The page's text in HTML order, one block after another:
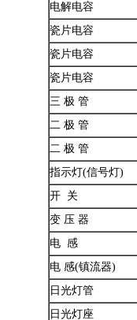
电解电容
瓷片电容
瓷片电容
瓷片电容
三 极 管
二 极 管
二 极 管
指示灯(信号灯)
开 关
变 压 器
电 感
电 感(镇流器)
日光灯管
日光灯座